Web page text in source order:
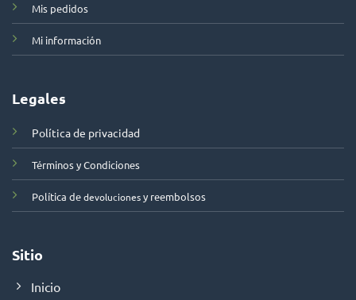
Mis pedidos
Mi información
Legales
Política de privacidad
Términos y Condiciones
Política dedevolucionesy reembolsos
Sitio
Inicio